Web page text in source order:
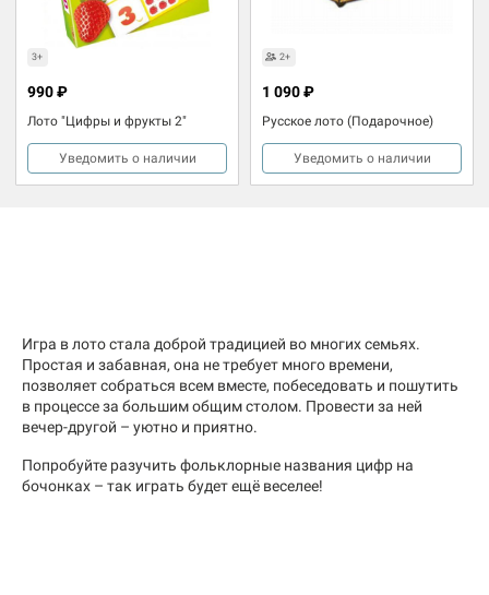
3+
Лото "Цифры и фрукты 2"
990 ₽
Уведомить о наличии
2+
Русское лото (Подарочное)
1 090 ₽
Уведомить о наличии
Игра в лото стала доброй традицией во многих семьях.
Простая и забавная, она не требует много времени,
позволяет собраться всем вместе, побеседовать и пошутить
в процессе за большим общим столом. Провести за ней
вечер-другой – уютно и приятно.
Попробуйте разучить фольклорные названия цифр на
бочонках – так играть будет ещё веселее!